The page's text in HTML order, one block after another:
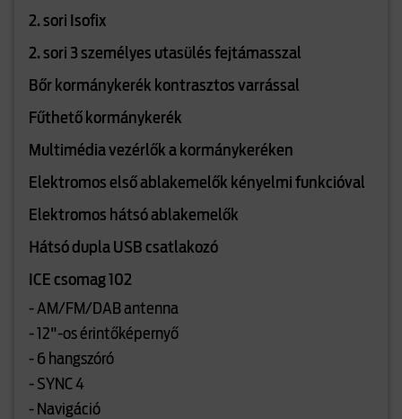
2. sori Isofix
2. sori 3 személyes utasülés fejtámasszal
Bőr kormánykerék kontrasztos varrással
Fűthető kormánykerék
Multimédia vezérlők a kormánykeréken
Elektromos első ablakemelők kényelmi funkcióval
Elektromos hátsó ablakemelők
Hátsó dupla USB csatlakozó
ICE csomag 102
- AM/FM/DAB antenna
- 12"-os érintőképernyő
- 6 hangszóró
- SYNC 4
- Navigáció